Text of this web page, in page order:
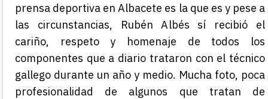
prensa deportiva en Albacete es la que es y pese a
las circunstancias, Rubén Albés sí recibió el
cariño, respeto y homenaje de todos los
componentes que a diario trataron con el técnico
gallego durante un año y medio. Mucha foto, poca
profesionalidad de algunos que tratan de